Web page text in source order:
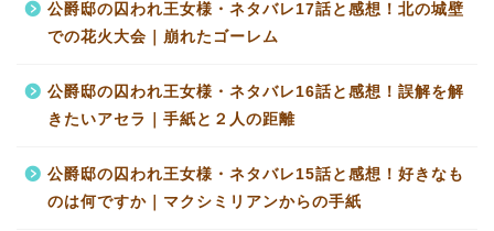
公爵邸の囚われ王女様・ネタバレ17話と感想！北の城壁
での花火大会｜崩れたゴーレム
公爵邸の囚われ王女様・ネタバレ16話と感想！誤解を解
きたいアセラ｜手紙と２人の距離
公爵邸の囚われ王女様・ネタバレ15話と感想！好きなも
のは何ですか｜マクシミリアンからの手紙